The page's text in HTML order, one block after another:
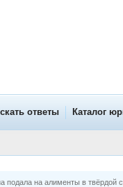
ответы Каталог
подала на алименты в твёрдой